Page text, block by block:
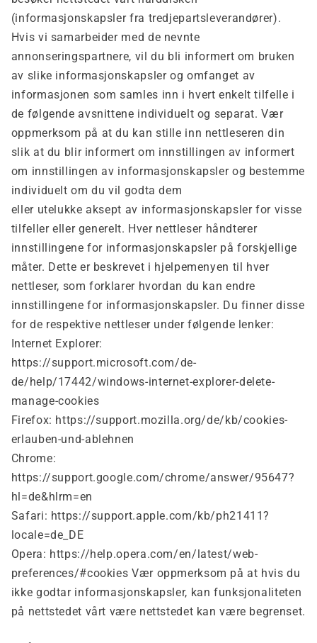
(informasjonskapsler fra tredjepartsleverandører).
Hvis vi samarbeider med de nevnte
annonseringspartnere, vil du bli informert om bruken
av slike informasjonskapsler og omfanget av
informasjonen som samles inn i hvert enkelt tilfelle i
de følgende avsnittene individuelt og separat. Vær
oppmerksom på at du kan stille inn nettleseren din
slik at du blir informert om innstillingen av informert
om innstillingen av informasjonskapsler og bestemme
individuelt om du vil godta dem
eller utelukke aksept av informasjonskapsler for visse
tilfeller eller generelt. Hver nettleser håndterer
innstillingene for informasjonskapsler på forskjellige
måter. Dette er beskrevet i hjelpemenyen til hver
nettleser, som forklarer hvordan du kan endre
innstillingene for informasjonskapsler. Du finner disse
for de respektive nettleser under følgende lenker:
Internet Explorer:
https://support.microsoft.com/de-
de/help/17442/windows-internet-explorer-delete-
manage-cookies
Firefox: https://support.mozilla.org/de/kb/cookies-
erlauben-und-ablehnen
Chrome:
https://support.google.com/chrome/answer/95647?
hl=de&hlrm=en
Safari: https://support.apple.com/kb/ph21411?
locale=de_DE
Opera: https://help.opera.com/en/latest/web-
preferences/#cookies Vær oppmerksom på at hvis du
ikke godtar informasjonskapsler, kan funksjonaliteten
på nettstedet vårt være nettstedet kan være begrenset.